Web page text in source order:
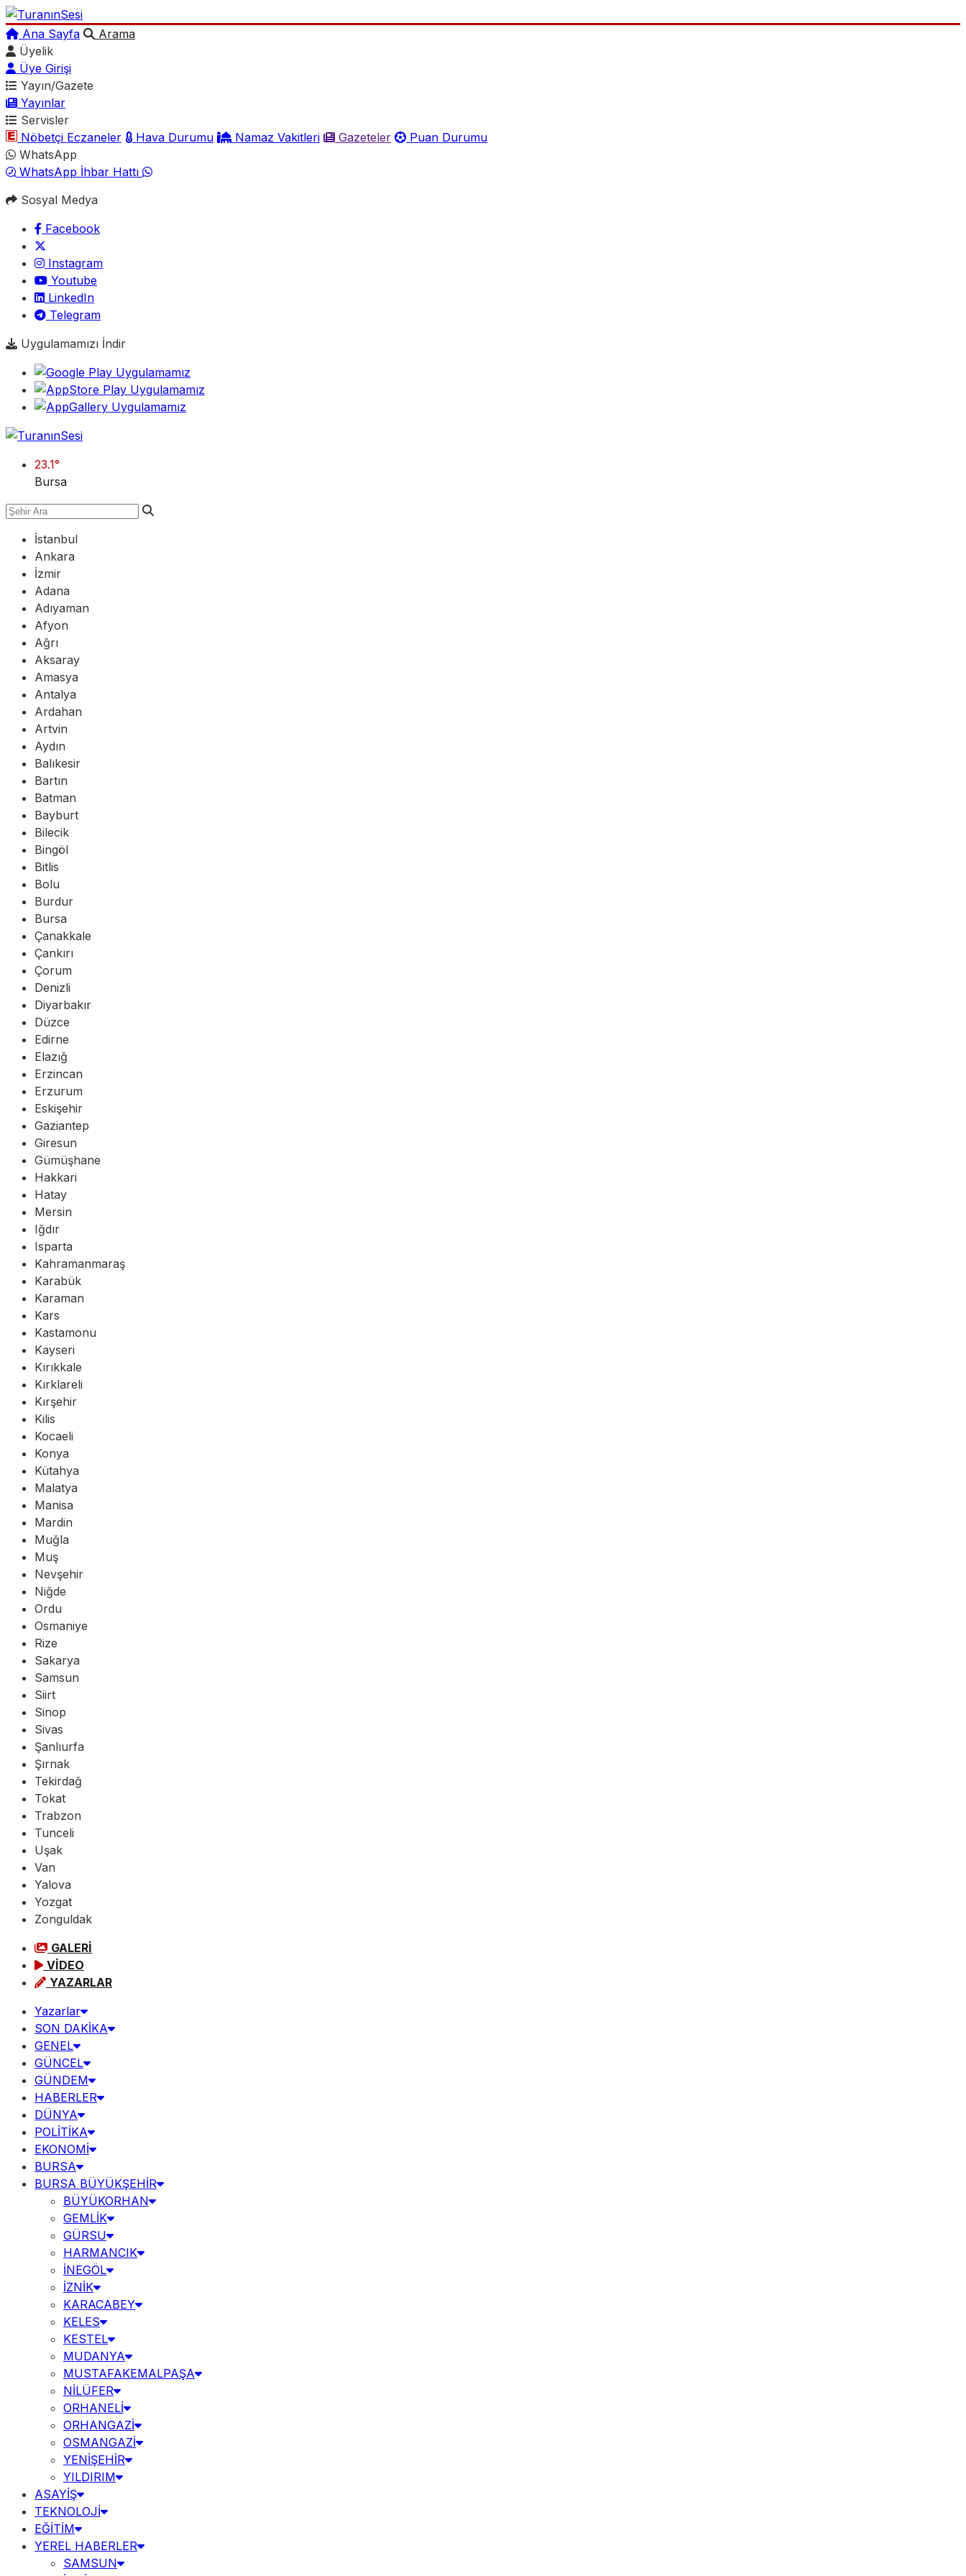
Ana Sayfa
Arama
Üyelik
Üye Girişi
Yayın/Gazete
Yayınlar
Servisler
Nöbetçi Eczaneler
Hava Durumu Namaz Vakitleri Gazeteler
Puan Durumu
WhatsApp
WhatsApp İhbar Hattı
Sosyal Medya
Facebook
Instagram
Youtube
LinkedIn
Telegram
Uygulamamızı İndir
23.1°
Bursa
İstanbul
Ankara
İzmir
Adana
Adıyaman
Afyon
Ağrı
Aksaray
Amasya
Antalya
Ardahan
Artvin
Aydın
Balıkesir
Bartın
Batman
Bayburt
Bilecik
Bingöl
Bitlis
Bolu
Burdur
Bursa
Çanakkale
Çankırı
Çorum
Denizli
Diyarbakır
Düzce
Edirne
Elazığ
Erzincan
Erzurum
Eskişehir
Gaziantep
Giresun
Gümüşhane
Hakkari
Hatay
Mersin
Iğdır
Isparta
Kahramanmaraş
Karabük
Karaman
Kars
Kastamonu
Kayseri
Kırıkkale
Kırklareli
Kırşehir
Kilis
Kocaeli
Konya
Kütahya
Malatya
Manisa
Mardin
Muğla
Muş
Nevşehir
Niğde
Ordu
Osmaniye
Rize
Sakarya
Samsun
Siirt
Sinop
Sivas
Şanlıurfa
Şırnak
Tekirdağ
Tokat
Trabzon
Tunceli
Uşak
Van
Yalova
Yozgat
Zonguldak
GALERİ
VİDEO
YAZARLAR
Yazarlar
SON DAKİKA
GENEL
GÜNCEL
GÜNDEM
HABERLER
DÜNYA
POLİTİKA
EKONOMİ
BURSA
BURSA BÜYÜKŞEHİR
BÜYÜKORHAN
GEMLİK
GÜRSU
HARMANCIK
İNEGÖL
İZNİK
KARACABEY
KELES
KESTEL
MUDANYA
MUSTAFAKEMALPAŞA
NİLÜFER
ORHANELİ
ORHANGAZİ
OSMANGAZİ
YENİŞEHİR
YILDIRIM
ASAYİŞ
TEKNOLOJİ
EĞİTİM
YEREL HABERLER
SAMSUN